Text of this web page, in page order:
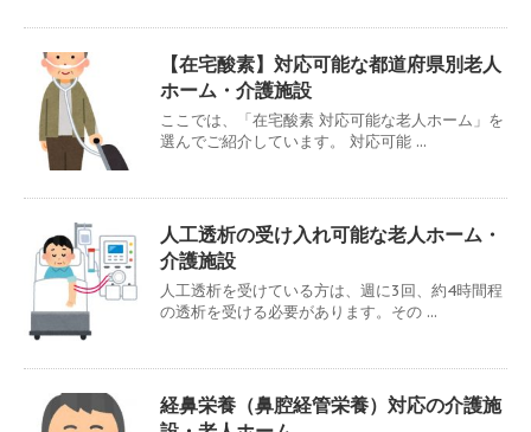
【在宅酸素】対応可能な都道府県別老人
ホーム・介護施設
ここでは、「在宅酸素 対応可能な老人ホーム」を
選んでご紹介しています。 対応可能 ...
人工透析の受け入れ可能な老人ホーム・
介護施設
人工透析を受けている方は、週に3回、約4時間程
の透析を受ける必要があります。その ...
経鼻栄養（鼻腔経管栄養）対応の介護施